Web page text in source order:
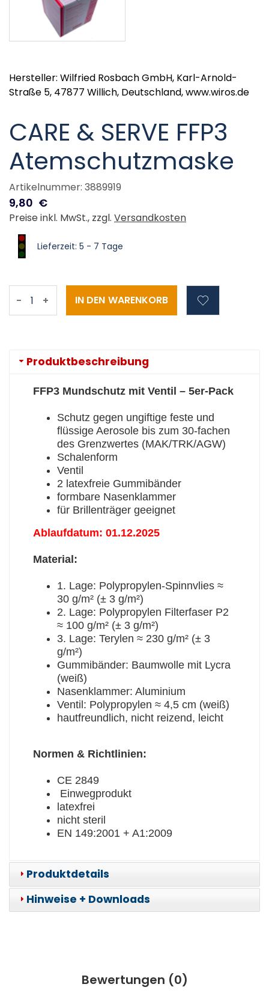
Hersteller: Wilfried Rosbach GmbH, Karl-Arnold-
Straße 5, 47877 Willich, Deutschland, www.wiros.de
CARE & SERVE FFP3
Atemschutzmaske
Artikelnummer: 3889919
9,80 €
Preise inkl. MwSt., zzgl. Versandkosten
Lieferzeit: 5 - 7 Tage
- +
Produktbeschreibung
FFP3 Mundschutz mit Ventil – 5er-Pack
Schutz gegen ungiftige feste und
flüssige Aerosole bis zum 30-fachen
des Grenzwertes (MAK/TRK/AGW)
Schalenform
Ventil
2 latexfreie Gummibänder
formbare Nasenklammer
für Brillenträger geeignet
Ablaufdatum: 01.12.2025
Material:
1. Lage: Polypropylen-Spinnvlies ≈
30 g/m² (± 3 g/m²)
2. Lage: Polypropylen Filterfaser P2
≈ 100 g/m² (± 3 g/m²)
3. Lage: Terylen ≈ 230 g/m² (± 3
g/m²)
Gummibänder: Baumwolle mit Lycra
(weiß)
Nasenklammer: Aluminium
Ventil: Polypropylen ≈ 4,5 cm (weiß)
hautfreundlich, nicht reizend, leicht
Normen & Richtlinien:
CE 2849
Einwegprodukt
latexfrei
nicht steril
EN 149:2001 + A1:2009
Produktdetails
Hinweise + Downloads
Bewertungen (0)